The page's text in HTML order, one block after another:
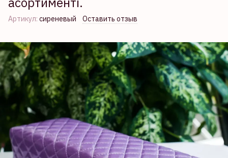
Артикул: сиреневый Оставить отзыв